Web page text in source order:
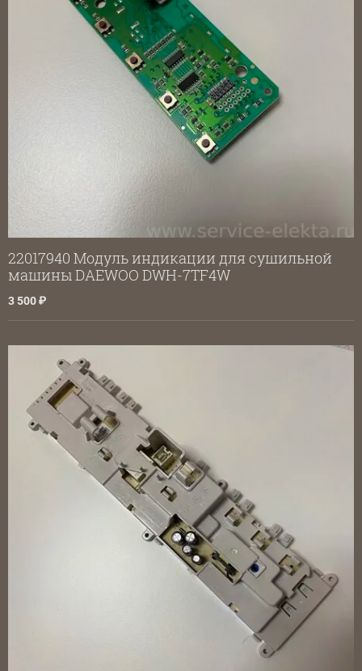
22017940 Модуль индикации для сушильной
машины DAEWOO DWH-7TF4W
3 500